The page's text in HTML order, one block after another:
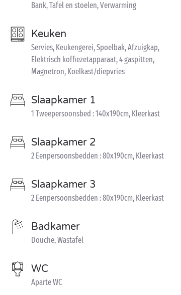
Bank, Tafel en stoelen, Verwarming
Keuken
Servies, Keukengerei, Spoelbak, Afzuigkap,
Elektrisch koffiezetapparaat, 4 gaspitten,
Magnetron, Koelkast/diepvries
Slaapkamer 1
1 Tweepersoonsbed : 140x190cm, Kleerkast
Slaapkamer 2
2 Eenpersoonsbedden : 80x190cm, Kleerkast
Slaapkamer 3
2 Eenpersoonsbedden : 80x190cm, Kleerkast
Badkamer
Douche, Wastafel
WC
Aparte WC